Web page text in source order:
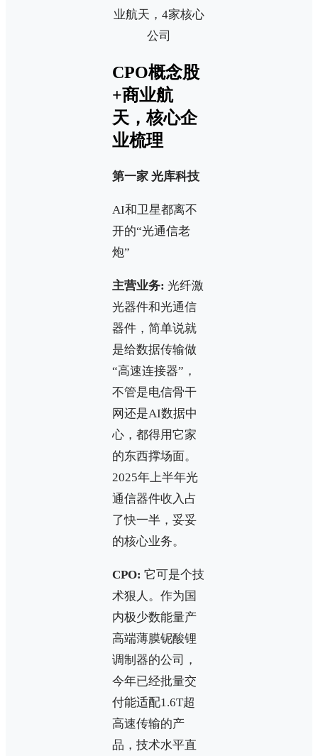
CPO概念股
+商业航
天，核心企
业梳理
第一家 光库科技
AI和卫星都离不
开的“光通信老
炮”
主营业务: 光纤激
光器件和光通信
器件，简单说就
是给数据传输做
“高速连接器”，
不管是电信骨干
网还是AI数据中
心，都得用它家
的东西撑场面。
2025年上半年光
通信器件收入占
了快一半，妥妥
的核心业务。
CPO: 它可是个技
术狠人。作为国
内极少数能量产
高端薄膜铌酸锂
调制器的公司，
今年已经批量交
付能适配1.6T超
高速传输的产
品，技术水平直